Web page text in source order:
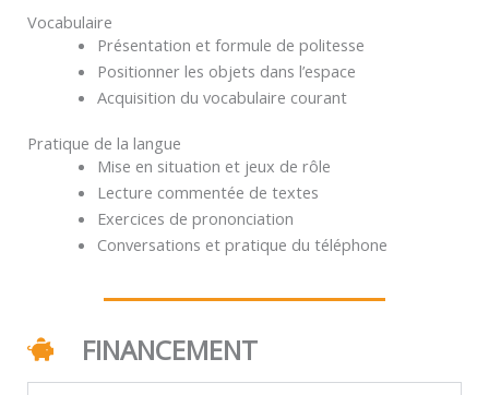
Vocabulaire
Présentation et formule de politesse
Positionner les objets dans l’espace
Acquisition du vocabulaire courant
Pratique de la langue
Mise en situation et jeux de rôle
Lecture commentée de textes
Exercices de prononciation
Conversations et pratique du téléphone
FINANCEMENT